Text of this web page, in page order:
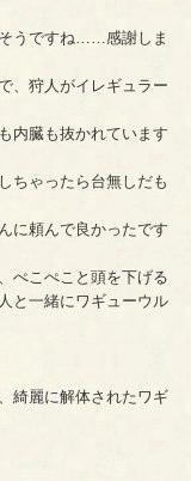
そうですね……感謝しま
、狩人がイレギュラー
内臓も抜かれています
ちゃったら台無しだも
に頼んで良かったです
ぺこぺこと頭を下げる
と一緒にワギューウル
綺麗に解体されたワギ